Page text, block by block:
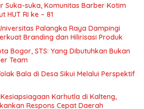
Suka-suka, Komunitas Barber Kotim
HUT RI ke – 81
Palangka Raya Dampingi
Branding dan Hilirisasi Produk
Bogor, STS: Yang Dibutuhkan Bukan
Team
Bala di Desa Sikui Melalui Perspektif
Karhutla di Kalteng,
Respons Cepat Daerah